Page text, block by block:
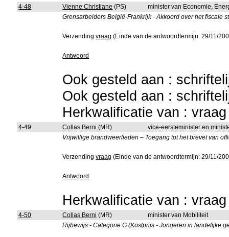
4-48 Vienne Christiane (PS)
minister van Economie,
Grensarbeiders België-Frankrijk - Akkoord over het fiscale
Verzendingvraag (Einde van de antwoordtermijn: 29/11/
Antwoord
Ook gesteld aan :
Ook gesteld aan :
Herkwalificatie van :
4-49 Collas Berni (MR)
vice-eersteminister en
Vrijwillige brandweerlieden – Toegang tot het brevet van
Verzendingvraag (Einde van de antwoordtermijn: 29/11/
Antwoord
Herkwalificatie van :
4-50 Collas Berni (MR)
minister van Mobiliteit
Rijbewijs - Categorie G (Kostprijs - Jongeren in landelijke